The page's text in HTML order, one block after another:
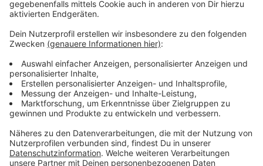
Mehr Infos zu diesem Thema
Anzeige
Düsseldorfer Impfzentrum wird aufgebaut
Hier informiert die Stadt
Impfzentren in Düsseldorf
Anzeige